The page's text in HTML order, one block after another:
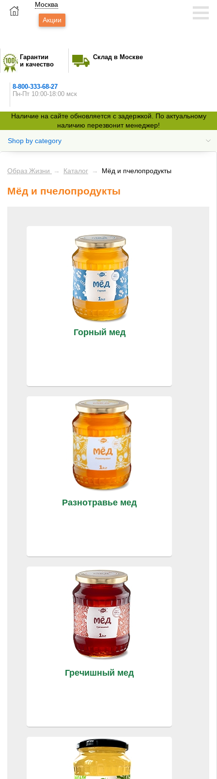
Москва
Акции
Гарантии
и качество
Склад в Москве
8-800-333-68-27
Пн-Пт 10:00-18:00 мск
Наличие на сайте обновляется с задержкой. По актуальному
наличию перезвонит менеджер!
Shop by category
Образ Жизни → Каталог → Мёд и пчелопродукты
Мёд и пчелопродукты
Горный мед
Разнотравье мед
Гречишный мед